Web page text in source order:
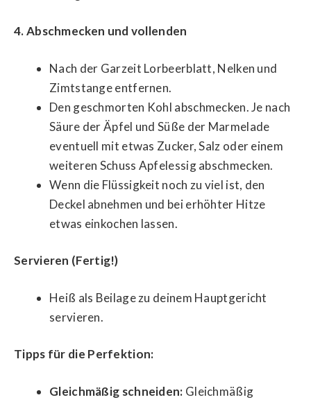
4. Abschmecken und vollenden
Nach der Garzeit Lorbeerblatt, Nelken und
Zimtstange entfernen.
Den geschmorten Kohl abschmecken. Je nach
Säure der Äpfel und Süße der Marmelade
eventuell mit etwas Zucker, Salz oder einem
weiteren Schuss Apfelessig abschmecken.
Wenn die Flüssigkeit noch zu viel ist, den
Deckel abnehmen und bei erhöhter Hitze
etwas einkochen lassen.
Servieren (Fertig!)
Heiß als Beilage zu deinem Hauptgericht
servieren.
Tipps für die Perfektion:
Gleichmäßig schneiden: Gleichmäßig